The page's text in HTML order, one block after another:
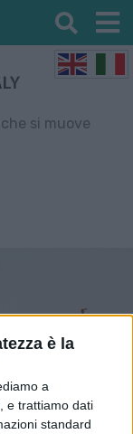
è la
a
e trattiamo dati
standard
si muove